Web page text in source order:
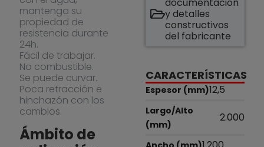
mantenga su
propiedad de
resistencia durante
24h.
Fácil de trabajar.
No combustible.
Se puede curvar.
Poca retracción e
hinchazón con los
cambios.
Ámbito de
y detalles
constructivos
del fabricante
CARACTERÍSTICAS
Espesor (mm)12,5
Largo/Alto
(mm)
2.000